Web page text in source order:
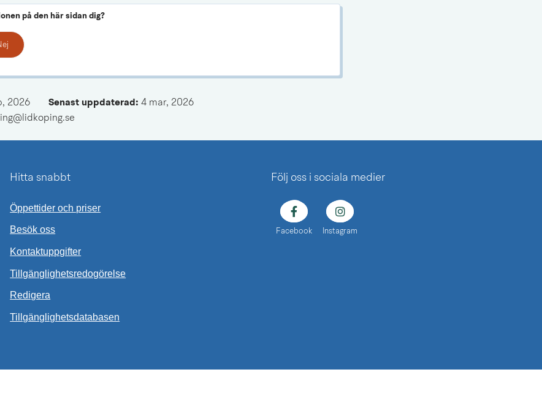
på den här sidan dig?
2026 Senast uppdaterad: 4 mar, 2026
Hitta snabbt
Öppettider och priser
Besök oss
Kontaktuppgifter
Tillgänglighetsredogörelse
Redigera
Tillgänglighetsdatabasen
Följ oss i sociala medier
Facebook Instagram